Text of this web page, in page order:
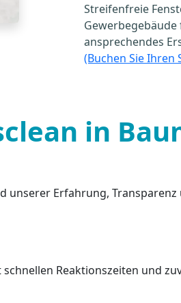
Streifenfreie
ansprechendes
(Buchen Sie Ihren
in
Erfahrung,
Reaktionszeiten und